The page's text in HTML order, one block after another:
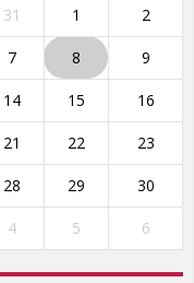
31 1 2
7 8 9
14 15 16
21 22 23
28 29 30
4 5 6